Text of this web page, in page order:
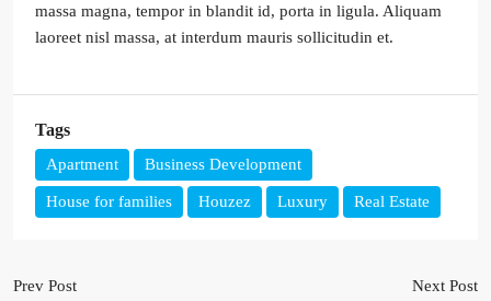
massa magna, tempor in blandit id, porta in ligula. Aliquam
laoreet nisl massa, at interdum mauris sollicitudin et.
Tags
Apartment Business Development
House for families Houzez Luxury Real Estate
Prev Post
Next Post